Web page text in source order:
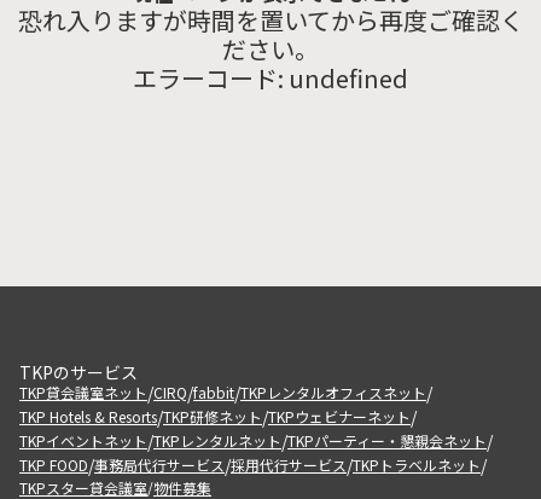
恐れ入りますが時間を置いてから再度ご確認く
ださい。
エラーコード: undefined
TKPのサービス
TKP貸会議室ネット/CIRQ/fabbit/TKPレンタルオフィスネット/
TKP Hotels & Resorts/TKP研修ネット/TKPウェビナーネット/
TKPイベントネット/TKPレンタルネット/TKPパーティー・懇親会ネット/
TKP FOOD/事務局代行サービス/採用代行サービス/TKPトラベルネット/
TKPスター貸会議室/物件募集